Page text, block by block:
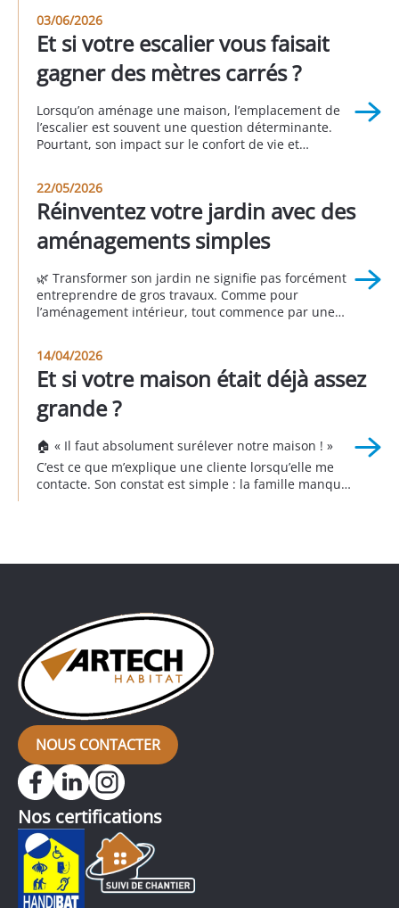
03/06/2026
Et si votre escalier vous faisait
gagner des mètres carrés ?
Lorsqu’on aménage une maison, l’emplacement de
l’escalier est souvent une question déterminante.
Pourtant, son impact sur le confort de vie et
circulation, réduire la fonctionnalité des pièces et
donner une impression d’espace mal exploité. À
l’inverse, un escalier bien pensé permet d’optimiser
[…]
22/05/2026
Réinventez votre jardin avec des
aménagements simples
🌿 Transformer son jardin ne signifie pas forcément
entreprendre de gros travaux. Comme pour
l’aménagement intérieur, tout commence par une
vivre votre extérieur ? Un jardin réussi n’est pas celui
que l’on voit dans les magazines ou chez les voisins.
C’est celui qui répond à vos besoins, à vos […]
14/04/2026
Et si votre maison était déjà assez
grande ?
🏠 « Il faut absolument surélever notre maison ! »
C’est ce que m’explique une cliente lorsqu’elle me
contacte. Son constat est simple : la famille manque
NOUS CONTACTER
Nos certifications